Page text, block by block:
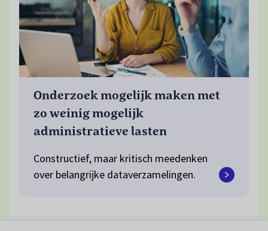
Onderzoek mogelijk maken met
zo weinig mogelijk
administratieve lasten
Constructief, maar kritisch meedenken
over belangrijke dataverzamelingen.